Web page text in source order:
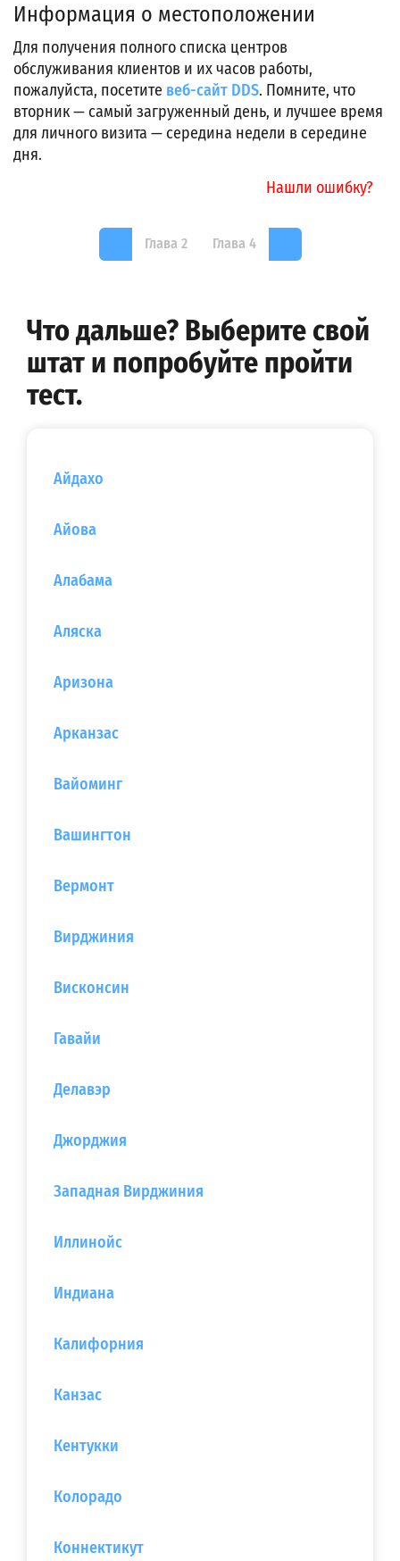
Информация о местоположении
Для получения полного списка центров
обслуживания клиентов и их часов работы,
пожалуйста, посетите веб-сайт DDS. Помните, что
вторник — самый загруженный день, и лучшее время
для личного визита — середина недели в середине
дня.
Нашли ошибку?
Глава 2 Глава 4
Что дальше? Выберите свой
штат и попробуйте пройти
тест.
Айдахо
Айова
Алабама
Аляска
Аризона
Арканзас
Вайоминг
Вашингтон
Вермонт
Вирджиния
Висконсин
Гавайи
Делавэр
Джорджия
Западная Вирджиния
Иллинойс
Индиана
Калифорния
Канзас
Кентукки
Колорадо
Коннектикут